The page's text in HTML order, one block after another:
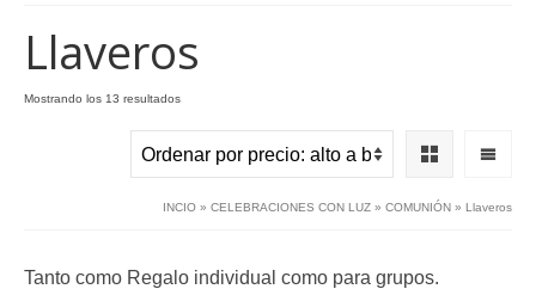
Llaveros
Mostrando los 13 resultadosOrdenado
INCIO » CELEBRACIONES CON LUZ » COMUNIÓN » Llaveros
Tanto como Regalo individual como para grupos.
Manta Gales
17.57€